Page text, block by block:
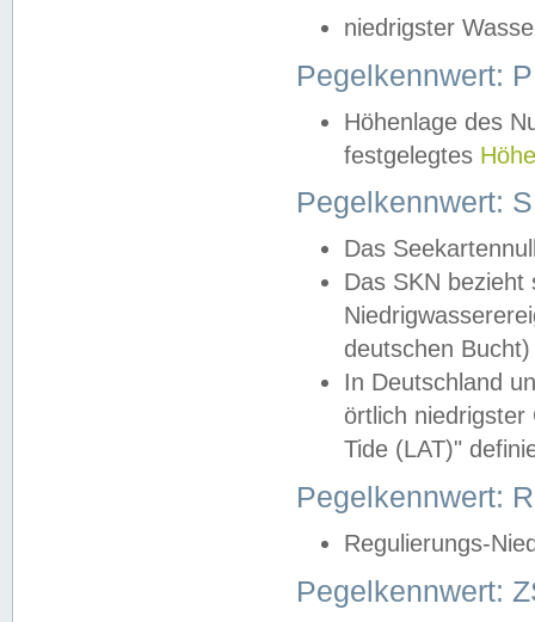
niedrigster
Pegelkennwert:
Höhenlage des
festgelegtes
Pegelkennwert:
Das
Das SKN
deutschen
In Deutschland
örtlich
Tide (LAT)"
Pegelkennwert:
Regulierungs-
Pegelkennwert: